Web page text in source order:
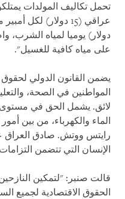
دولار) يوميا لمياه الشرب،
على مياه كافية للغسيل".
يضمن القانون الدولي
المواطنين في الصحة،
لائق. يشمل الحق في
الماء والكهرباء، من بين
رايتس ووتش. صادق العراق
الإنسان التي تتضمن
قالت صنبر: "لتمكين
الحقوق الاقتصادية لجميع